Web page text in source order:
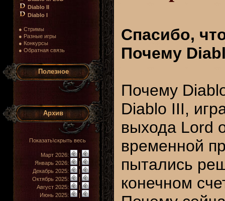
Diablo II
Diablo I
● Стримы
● Разные игры
● Конкурсы
● Обратная связь
Полезное
Архив
Показать\скрыть весь
Март 2026:
|
Январь 2026:
|
Декабрь 2025:
|
Октябрь 2025:
|
Август 2025:
|
Июнь 2025:
|
Спасибо,
Почему
Почему
Diablo III,
выхода Lord
временной
пытались
конечном